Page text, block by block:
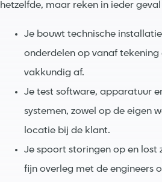
hetzelfde, maar reken in ieder
Je bouwt technische
onderdelen op vanaf tekening
vakkundig af.
Je test software, apparatuur
systemen, zowel op de eigen
locatie bij de klant.
Je spoort storingen op en lost
fijn overleg met de engineers